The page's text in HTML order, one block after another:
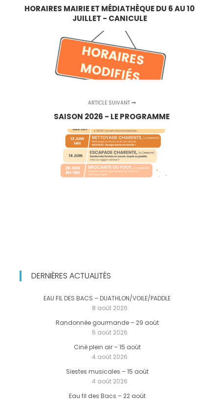
HORAIRES MAIRIE ET MÉDIATHÈQUE DU 6 AU 10
JUILLET - CANICULE
ARTICLE SUIVANT
SAISON 2026 - LE PROGRAMME
DERNIÈRES ACTUALITÉS
EAU FIL DES BACS – DUATHLON/VOILE/PADDLE
8 août 2026
Randonnée gourmande – 29 août
6 août 2026
Ciné plein air – 15 août
4 août 2026
Siestes musicales – 15 août
4 août 2026
Eau fil des Bacs – 22 août